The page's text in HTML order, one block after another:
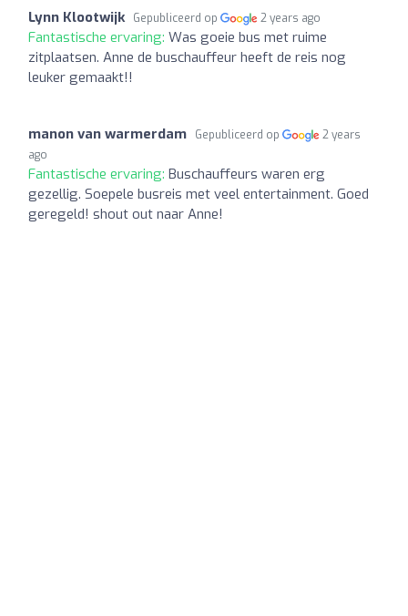
Lynn Klootwijk Gepubliceerd op 2 years ago
Fantastische ervaring: Was goeie bus met ruime
zitplaatsen. Anne de buschauffeur heeft de reis nog
leuker gemaakt!!
manon van warmerdam Gepubliceerd op
2 years
ago
Fantastische ervaring: Buschauffeurs waren erg
gezellig. Soepele busreis met veel entertainment. Goed
geregeld! shout out naar Anne!